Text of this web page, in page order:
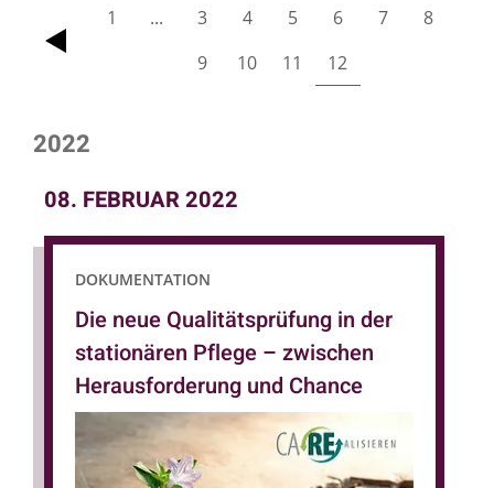
zurück
1 ... 3 4 5 6 7
8
9
10 11 12
2022
08. FEBRUAR 2022
DOKUMENTATION
Die neue Qualitätsprüfung in der
stationären Pflege – zwischen
Herausforderung und Chance